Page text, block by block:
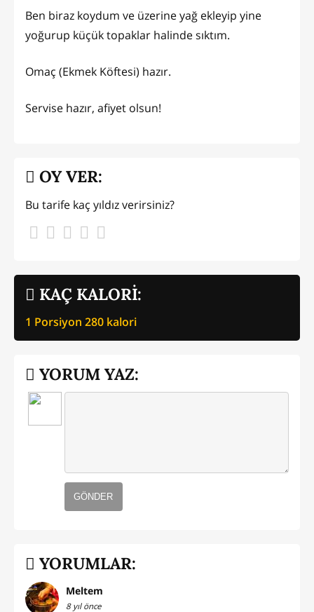
Ben biraz koydum ve üzerine yağ ekleyip yine
yoğurup küçük topaklar halinde sıktım.
Omaç (Ekmek Köftesi) hazır.
Servise hazır, afiyet olsun!
KAÇ KALORİ:
1 Porsiyon 280 kalori
OY VER:
Bu tarife kaç yıldız verirsiniz?
YORUM YAZ:
GÖNDER
YORUMLAR:
Meltem
8 yıl önce